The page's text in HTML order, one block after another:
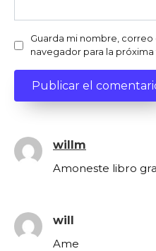
Guarda mi nombre,
navegador para la
willm
Amoneste libro
will
Ame